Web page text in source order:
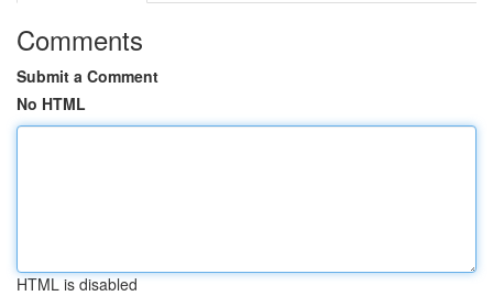
Comments
Submit a Comment
No HTML
HTML is disabled